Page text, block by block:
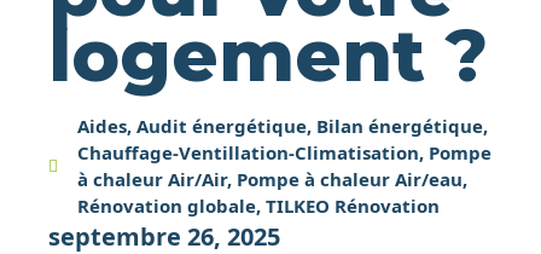
logement ?
Aides, Audit énergétique, Bilan énergétique,
Chauffage-Ventillation-Climatisation, Pompe
à chaleur Air/Air, Pompe à chaleur Air/eau,
Rénovation globale, TILKEO Rénovation
septembre 26, 2025